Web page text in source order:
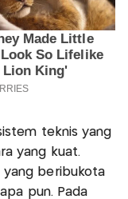
teknis yang
yang kuat.
yang beribukota
pun. Pada